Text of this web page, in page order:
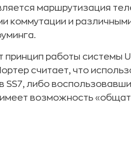
маршрутизация
коммутации и
работы системы
считает, что
либо
возможность